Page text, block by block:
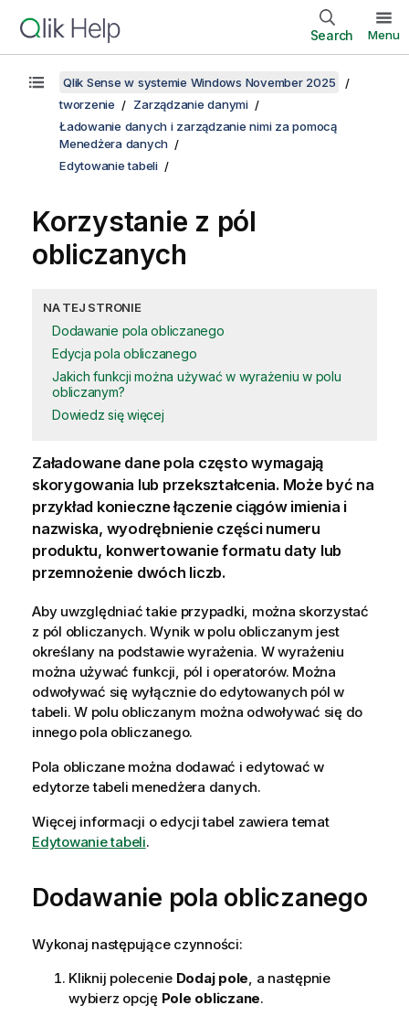
Search Menu
Qlik Sense w systemie Windows November 2025
tworzenie
Zarządzanie danymi
Ładowanie danych i zarządzanie nimi za pomocą
Menedżera danych
Edytowanie tabeli
Korzystanie z pól
obliczanych
NA TEJ STRONIE
Dodawanie pola obliczanego
Edycja pola obliczanego
Jakich funkcji można używać w wyrażeniu w polu
obliczanym?
Dowiedz się więcej
Załadowane dane pola często wymagają
skorygowania lub przekształcenia. Może być na
przykład konieczne łączenie ciągów imienia i
nazwiska, wyodrębnienie części numeru
produktu, konwertowanie formatu daty lub
przemnożenie dwóch liczb.
Aby uwzględniać takie przypadki, można skorzystać
z pól obliczanych. Wynik w polu obliczanym jest
określany na podstawie wyrażenia. W wyrażeniu
można używać funkcji, pól i operatorów. Można
odwoływać się wyłącznie do edytowanych pól w
tabeli. W polu obliczanym można odwoływać się do
innego pola obliczanego.
Pola obliczane można dodawać i edytować w
edytorze tabeli menedżera danych.
Więcej informacji o edycji tabel zawiera temat
Edytowanie tabeli.
Dodawanie pola obliczanego
Wykonaj następujące czynności:
Kliknij polecenie Dodaj pole , a następnie
wybierz opcję Pole obliczane.